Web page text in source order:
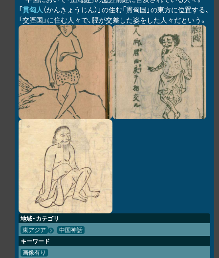
「貫匈人（かんきょうじん）」の住む「貫匈国」の東方に位置する、
「交脛国」に住む人々で、脛が交差した姿をした人々だという。
地域・カテゴリ
東アジア 中国神話
キーワード
画像有り